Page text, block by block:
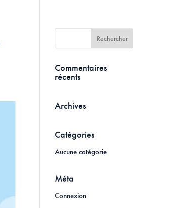
Commentaires
récents
Archives
Catégories
Aucune catégorie
Méta
Connexion